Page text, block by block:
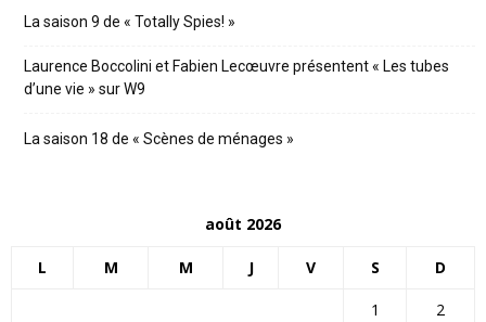
La saison 9 de « Totally Spies! »
Laurence Boccolini et Fabien Lecœuvre présentent « Les tubes
d’une vie » sur W9
La saison 18 de « Scènes de ménages »
août 2026
L M M J V S D
1
2